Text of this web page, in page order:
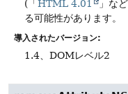
(「HTML 4.01
」な
る可能性があります。
導入されたバージョン:
1.4、DOMレベル2